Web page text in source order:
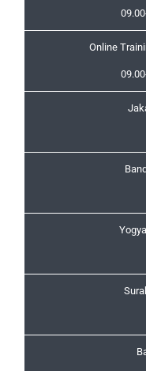
Online